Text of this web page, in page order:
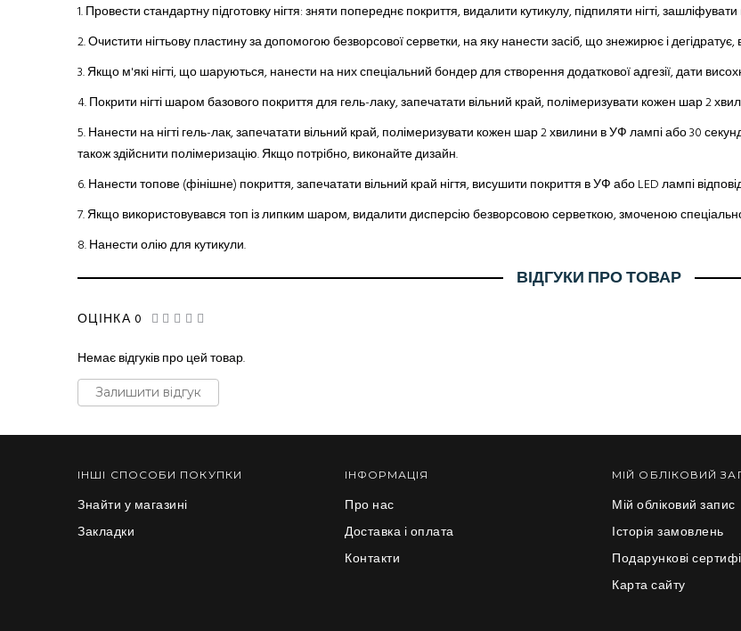
1. Провести стандартну підготовку нігтя: зняти попереднє покриття, видалити кутикулу, підпиляти нігті,
2.Очистити нігтьову пластину за допомогою безворсової серветки, на яку нанести засіб, що знежирює і дегідратує,
3.Якщо м'які нігті, що шаруються,нанести на них спеціальний бондер для створення додаткової адгезії, дати
4.Покрити нігті шаром базового покриттядля гель-лаку, запечатати вільний край, полімеризувати кожен шар 2
5.Нанести на нігті гель-лак, запечатати вільний край, полімеризувати кожен шар 2 хвилини в УФ лампі або 30
також здійснити полімеризацію. Якщо потрібно, виконайте дизайн.
6.Нанести топове (фінішне) покриття, запечатати вільний край нігтя, висушити покриття в УФ або LED лампі
7.Якщо використовувався топ із липким шаром, видалити дисперсію безворсовою серветкою, змоченою
8.Нанести олію для кутикули.
ВІДГУКИ ПРО ТОВАР
ОЦІНКА 0
Немає відгуків про цей товар.
Залишити відгук
ІНШІ СПОСОБИ ПОКУПКИ
Знайти у магазині
Закладки
ІНФОРМАЦІЯ
Про нас
Доставка і оплата
Контакти
МІЙ ОБЛІКОВИЙ
Мій обліковий запис
Історія замовлень
Подарункові
Карта сайту